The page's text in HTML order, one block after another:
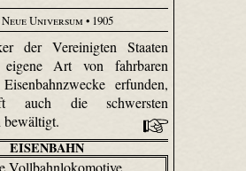
Neue Universum• 1905
der Vereinigten Staaten
Art von fahrbaren
erfunden,
auch die schwersten
EISENBAHN